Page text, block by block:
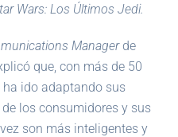
Wars: Los Últimos Jedi.
Managerde
que, con más de 50
ido adaptando sus
los consumidores y sus
son más inteligentes y